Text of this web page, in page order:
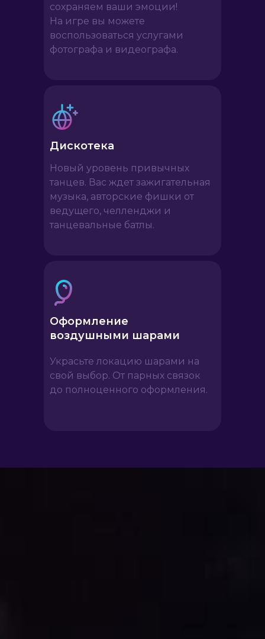
сохраняем ваши эмоции!
На игре вы можете
воспользоваться услугами
фотографа и видеографа.
Дискотека
Новый уровень привычных
танцев. Вас ждет зажигательная
музыка, авторские фишки от
ведущего, челленджи и
танцевальные батлы.
Оформление
воздушными шарами
Украсьте локацию шарами на
свой выбор. От парных связок
до полноценного оформления.